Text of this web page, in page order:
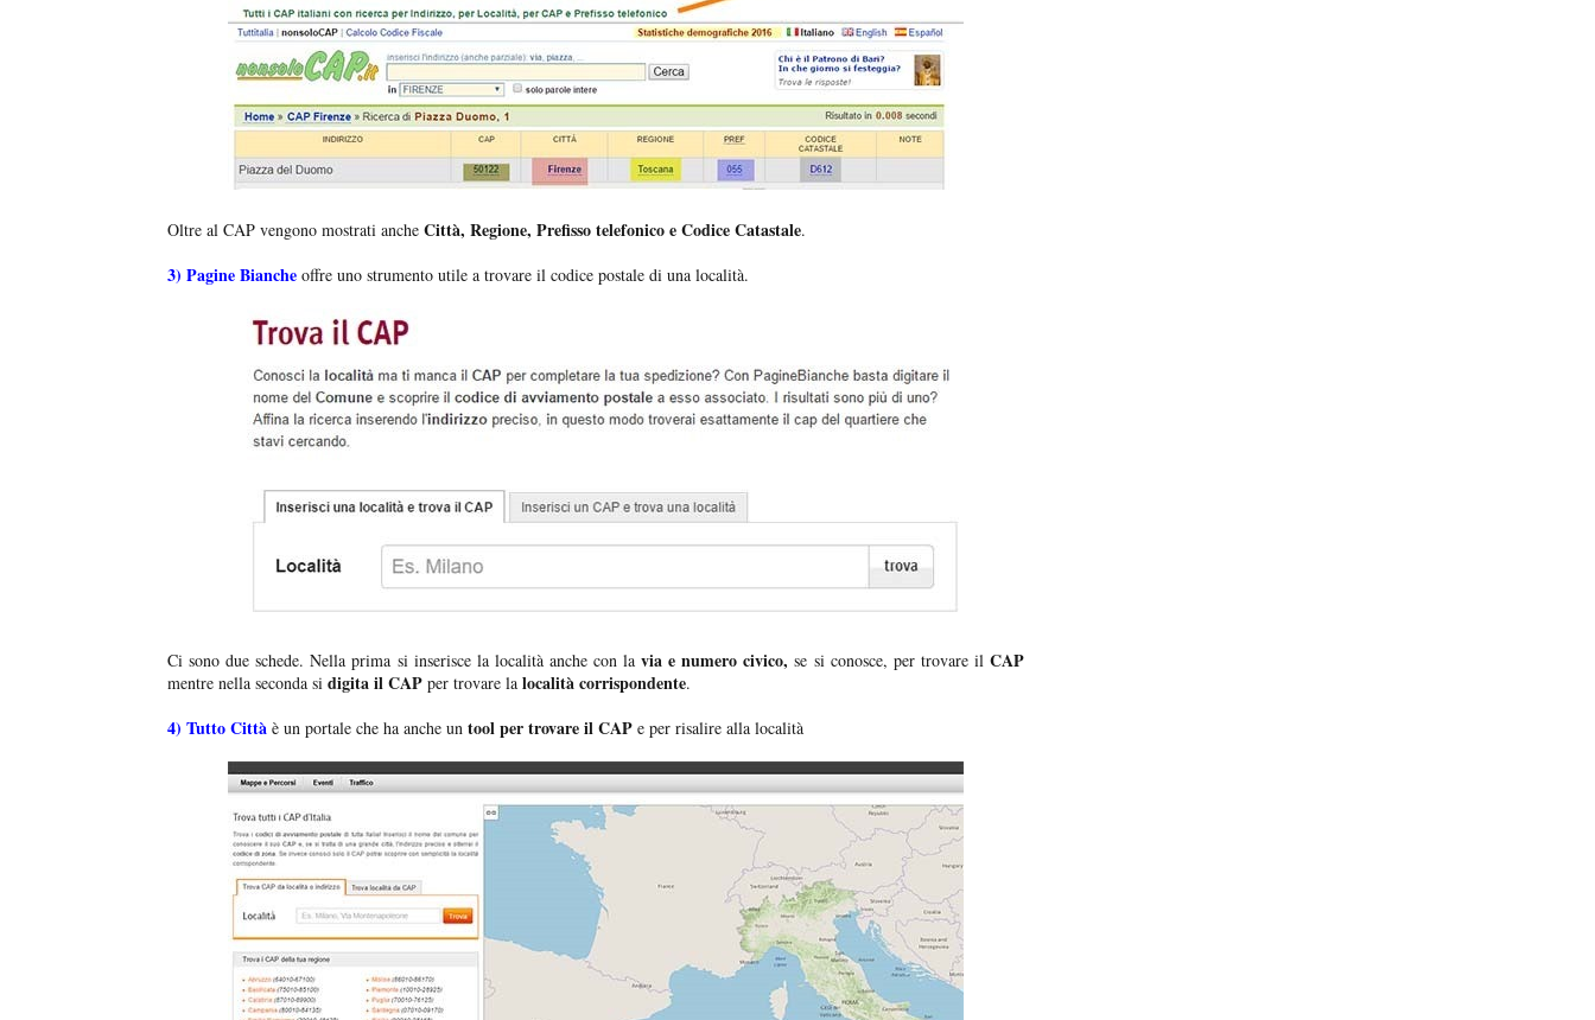
Oltre al CAP vengono mostrati anche Città, Regione, Prefisso telefonico e Codice Catastale.
3) Pagine Bianche offre uno strumento utile a trovare il codice postale di una località.
Ci sono due schede. Nella prima si inserisce la località anche con lavia e numero civico, se si conosce, per trovare ilCAP
mentre nella seconda si digita il CAP per trovare la località corrispondente.
4) Tutto Città è un portale che ha anche un tool per trovare il CAP e per risalire alla località